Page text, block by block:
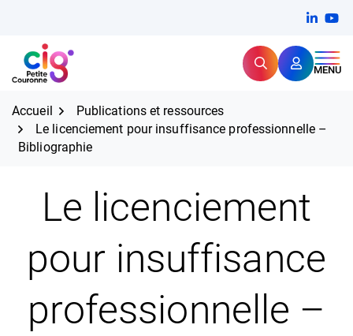
contenu
CIG Petite Couronne RechercherMENU
Expertise et proximité pour
Accueil
Publications et ressources
Le licenciement pour insuffisance professionnelle –
Bibliographie
Le licenciement
pour insuffisance
professionnelle –